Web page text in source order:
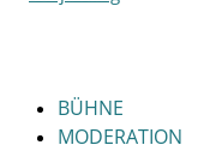
BÜHNE
MODERATION